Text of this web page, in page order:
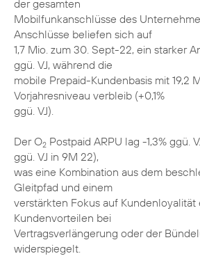
der gesamten
Mobilfunkanschlüsse des
Anschlüsse beliefen sich auf
1,7 Mio. zum 30. Sept-22, ein starker
ggü. VJ, während die
mobile Prepaid-Kundenbasis mit 19,2
Vorjahresniveau verbleib (+0,1%
ggü. VJ).
Der O2 Postpaid ARPU lag -1,3% ggü.
ggü. VJ in 9M 22),
was eine Kombination aus dem
Gleitpfad und einem
verstärkten Fokus auf
Kundenvorteilen bei
Vertragsverlängerung oder der
widerspiegelt.